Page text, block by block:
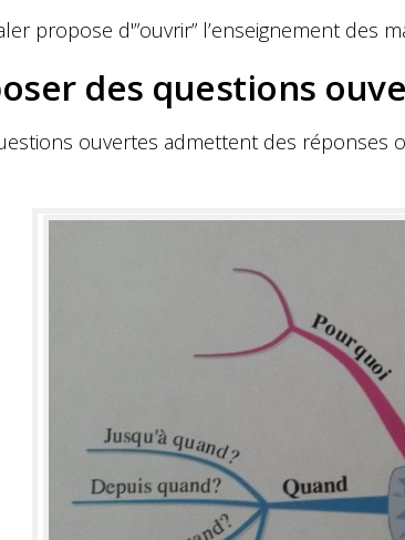
propose d'”ouvrir” l’enseignement des
des questions
ouvertes admettent des réponses